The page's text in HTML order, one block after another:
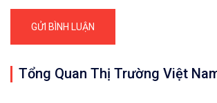
Tổng Quan Thị Trường Việt